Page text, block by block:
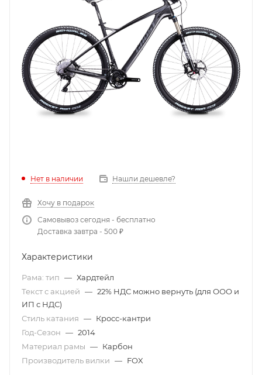
Нет в наличии Нашли дешевле?
Хочу в подарок
Самовывоз сегодня - бесплатно
Доставка завтра - 500 ₽
Характеристики
Рама: тип — Хардтейл
Текст с акцией — 22% НДС можно вернуть (для ООО и
ИП с НДС)
Стиль катания — Кросс-кантри
Год-Сезон — 2014
Материал рамы — Карбон
Производитель вилки — FOX